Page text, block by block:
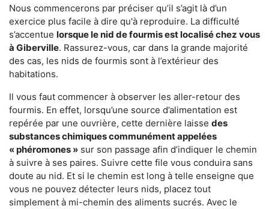
Nous commencerons par préciser qu’il s’agit là d’un
exercice plus facile à dire qu'à reproduire. La difficulté
s’accentue lorsque le nid de fourmis est localisé chez vous
à Giberville. Rassurez-vous, car dans la grande majorité
des cas, les nids de fourmis sont à l’extérieur des
habitations.
Il vous faut commencer à observer les aller-retour des
fourmis. En effet, lorsqu’une source d’alimentation est
repérée par une ouvrière, cette dernière laisse des
substances chimiques communément appelées
« phéromones » sur son passage afin d’indiquer le chemin
à suivre à ses paires. Suivre cette file vous conduira sans
doute au nid. Et si le chemin est long à telle enseigne que
vous ne pouvez détecter leurs nids, placez tout
simplement à mi-chemin des aliments sucrés. Avec le